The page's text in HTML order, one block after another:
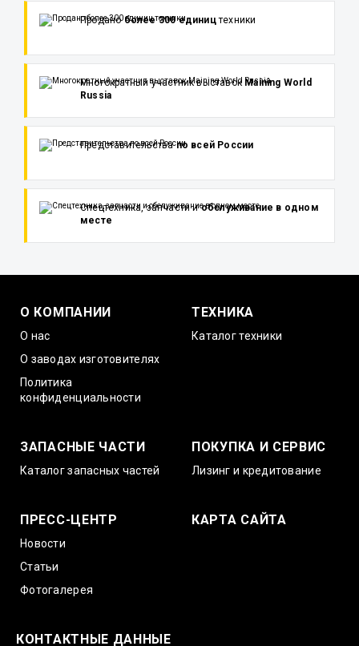
Проданоболее 300 едиництехники
Многократный участник выставок Maining World
Russia
Представительствапо всей России
Спецтехника, запчасти иобслуживание в одном
месте
О КОМПАНИИ
О нас
О заводах изготовителях
Политика
конфиденциальности
ТЕХНИКА
Каталог техники
ЗАПАСНЫЕ ЧАСТИ
Каталог запасных частей
ПОКУПКА И СЕРВИС
Лизинг и кредитование
ПРЕСС-ЦЕНТР
Новости
Статьи
Фотогалерея
КАРТА САЙТА
КОНТАКТНЫЕ ДАННЫЕ